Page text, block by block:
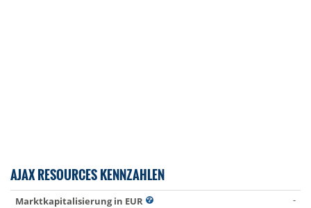
AJAX RESOURCES KENNZAHLEN
Marktkapitalisierung in EUR
-